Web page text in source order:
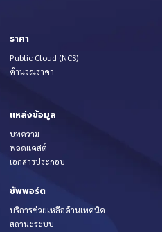
ราคา
Public Cloud (NCS)
คำนวณราคา
แหล่งข้อมูล
บทความ
พอดแคสต์
เอกสารประกอบ
ซัพพอร์ต
บริการช่วยเหลือด้านเทคนิค
สถานะระบบ